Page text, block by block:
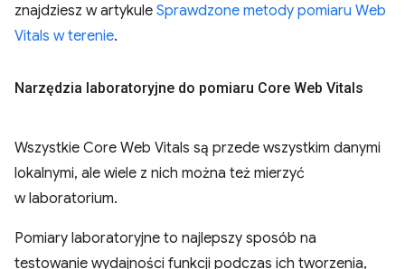
znajdziesz w artykule Sprawdzone metody pomiaru Web
Vitals w terenie.
Narzędzia laboratoryjne do pomiaru Core Web Vitals
Wszystkie Core Web Vitals są przede wszystkim danymi
lokalnymi, ale wiele z nich można też mierzyć
w laboratorium.
Pomiary laboratoryjne to najlepszy sposób na
testowanie wydajności funkcji podczas ich tworzenia,